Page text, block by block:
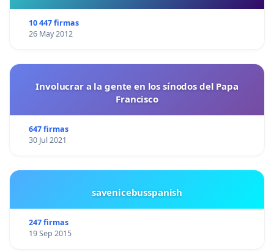
10 447 firmas
26 May 2012
Involucrar a la gente en los sínodos del Papa
Francisco
647 firmas
30 Jul 2021
savenicebusspanish
247 firmas
19 Sep 2015